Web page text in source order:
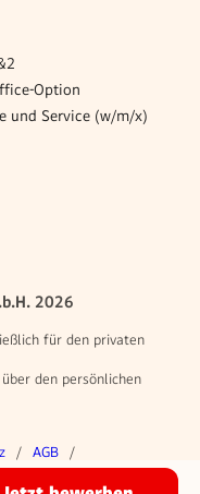
Option
und Service (w/m/x)
2026
für den privaten
den persönlichen
AGB